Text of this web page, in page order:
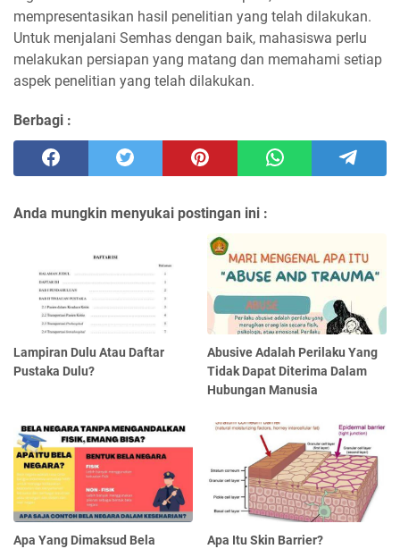
mempresentasikan hasil penelitian yang telah dilakukan.
Untuk menjalani Semhas dengan baik, mahasiswa perlu
melakukan persiapan yang matang dan memahami setiap
aspek penelitian yang telah dilakukan.
Berbagi :
Anda mungkin menyukai postingan ini :
Lampiran Dulu Atau Daftar
Pustaka Dulu?
Abusive Adalah Perilaku Yang
Tidak Dapat Diterima Dalam
Hubungan Manusia
Apa Yang Dimaksud Bela
Apa Itu Skin Barrier?